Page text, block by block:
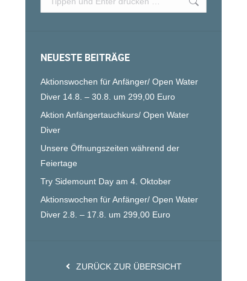
NEUESTE BEITRÄGE
Aktionswochen für Anfänger/ Open Water
Diver 14.8. – 30.8. um 299,00 Euro
Aktion Anfängertauchkurs/ Open Water
Diver
Unsere Öffnungszeiten während der
Feiertage
Try Sidemount Day am 4. Oktober
Aktionswochen für Anfänger/ Open Water
Diver 2.8. – 17.8. um 299,00 Euro
ZURÜCK ZUR ÜBERSICHT